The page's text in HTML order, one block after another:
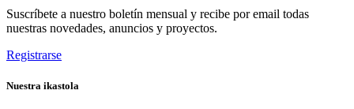
Suscríbete a nuestro boletín mensual y recibe por email todas
nuestras novedades, anuncios y proyectos.
Registrarse
Nuestra ikastola